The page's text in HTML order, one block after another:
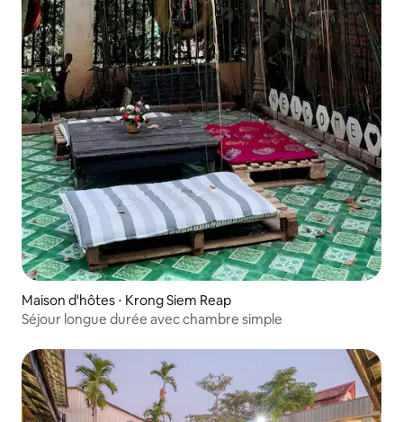
Maison d'hôtes ⋅ Krong Siem Reap
Séjour longue durée avec chambre simple